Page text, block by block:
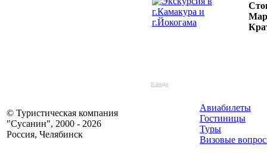
Канада
© Туристическая компания
"Сусанин", 2000 - 2026
Россия, Челябинск
Авиабилеты
Гостиницы
Туры
Визовые